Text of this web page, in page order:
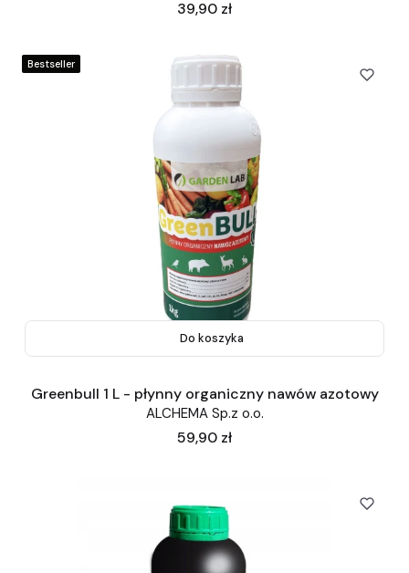
Cena
39,90 zł
Bestseller
Do koszyka
Greenbull 1 L - płynny organiczny nawów azotowy
ALCHEMA Sp.z o.o.
Cena
59,90 zł